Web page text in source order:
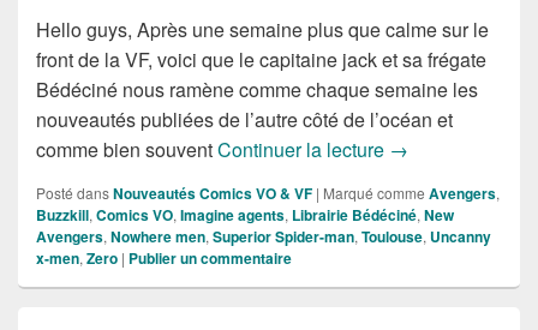
Hello guys, Après une semaine plus que calme sur le
front de la VF, voici que le capitaine jack et sa frégate
Bédéciné nous ramène comme chaque semaine les
nouveautés publiées de l’autre côté de l’océan et
comme bien souventContinuer la lecture Sorties des
→
Posté dansNouveautés Comics VO & VF | Marqué comme Avengers,
Buzzkill, Comics VO, Imagine agents, Librairie Bédéciné, New
Avengers, Nowhere men, Superior Spider-man, Toulouse, Uncanny
x-men, Zero | Publier un commentaire